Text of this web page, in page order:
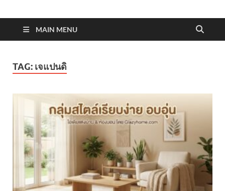
MAIN MENU
TAG: เจแปนดิ